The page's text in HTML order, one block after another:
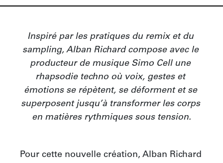
Inspiré par les pratiques du remix et du
sampling, Alban Richard compose avec le
producteur de musique Simo Cell une
rhapsodie techno où voix, gestes et
émotions se répètent, se déforment et se
superposent jusqu’à transformer les corps
en matières rythmiques sous tension.
Pour cette nouvelle création, Alban Richard